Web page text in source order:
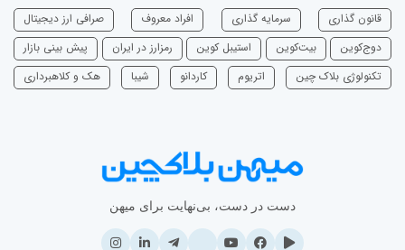
قانون گذاری سرمایه‌ گذاری افراد معروف
صرافی ارز دیجیتال
دوج‌کوین
بیت‌کوین استیبل کوین رمزارز در ایران
پیش بینی بازار
تکنولوژی بلاک چین
اتریوم ‌کاردانو شیبا هک و کلاهبرداری
دست در دست، بی‌نهایت برای میهن